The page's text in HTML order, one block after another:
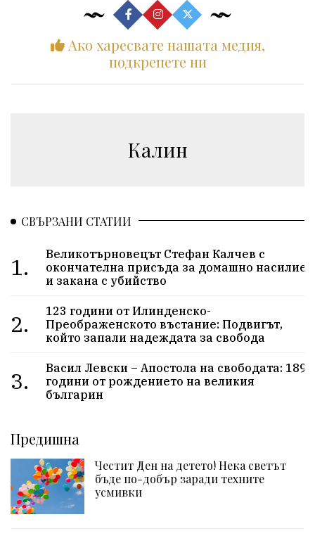
Ако харесвате нашата медия,
подкрепете ни
Калин
СВЪРЗАНИ СТАТИИ
1.
Великотърновецът Стефан Калчев с
окончателна присъда за домашно насилие
и закана с убийство
2.
123 години от Илинденско-
Преображенското въстание: Подвигът,
който запали надеждата за свобода
3.
Васил Левски – Апостола на свободата: 189
години от рождението на великия
българин
Предишна
Честит Ден на детето! Нека светът
бъде по-добър заради техните
усмивки